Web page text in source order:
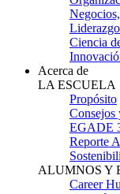
Ciencia
Acerca de
LA ESCUELA
Propósito
EGADE
Reporte
ALUMNOS Y
Career